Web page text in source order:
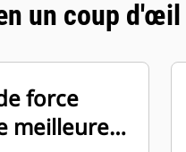
un coup d'œil
force
meilleures